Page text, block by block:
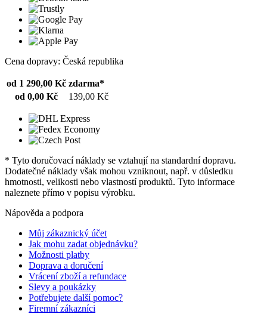
Cena dopravy: Česká republika
od 1 290,00 Kč zdarma*
od 0,00 Kč
139,00 Kč
* Tyto doručovací náklady se vztahují na standardní dopravu.
Dodatečné náklady však mohou vzniknout, např. v důsledku
hmotnosti, velikosti nebo vlastností produktů. Tyto informace
naleznete přímo v popisu výrobku.
Nápověda a podpora
Můj zákaznický účet
Jak mohu zadat objednávku?
Možnosti platby
Doprava a doručení
Vrácení zboží a refundace
Slevy a poukázky
Potřebujete další pomoc?
Firemní zákazníci